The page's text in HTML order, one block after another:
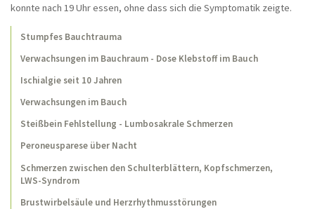
Stuhlgangsprobleme nach
Trauma
Heuschnupfen und Allergisches Asthma
Wiederkehrende Knieschmerzen und seit
einem Jahr ständig
konnte nach 19 Uhr essen, ohne dass sich die Symptomatik zeigte.
Stumpfes Bauchtrauma
Verwachsungen im Bauchraum - Dose Klebstoff im Bauch
Ischialgie seit 10 Jahren
Verwachsungen im Bauch
Steißbein Fehlstellung - Lumbosakrale Schmerzen
Peroneusparese über Nacht
Schmerzen zwischen den Schulterblättern, Kopfschmerzen,
LWS-Syndrom
Brustwirbelsäule und Herzrhythmusstörungen